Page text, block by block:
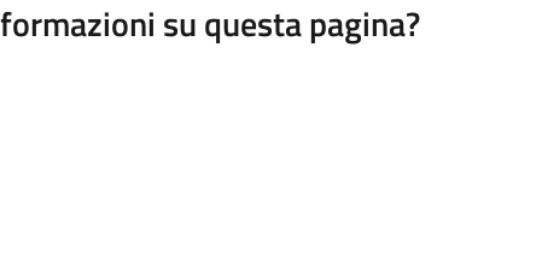
su questa pagina?